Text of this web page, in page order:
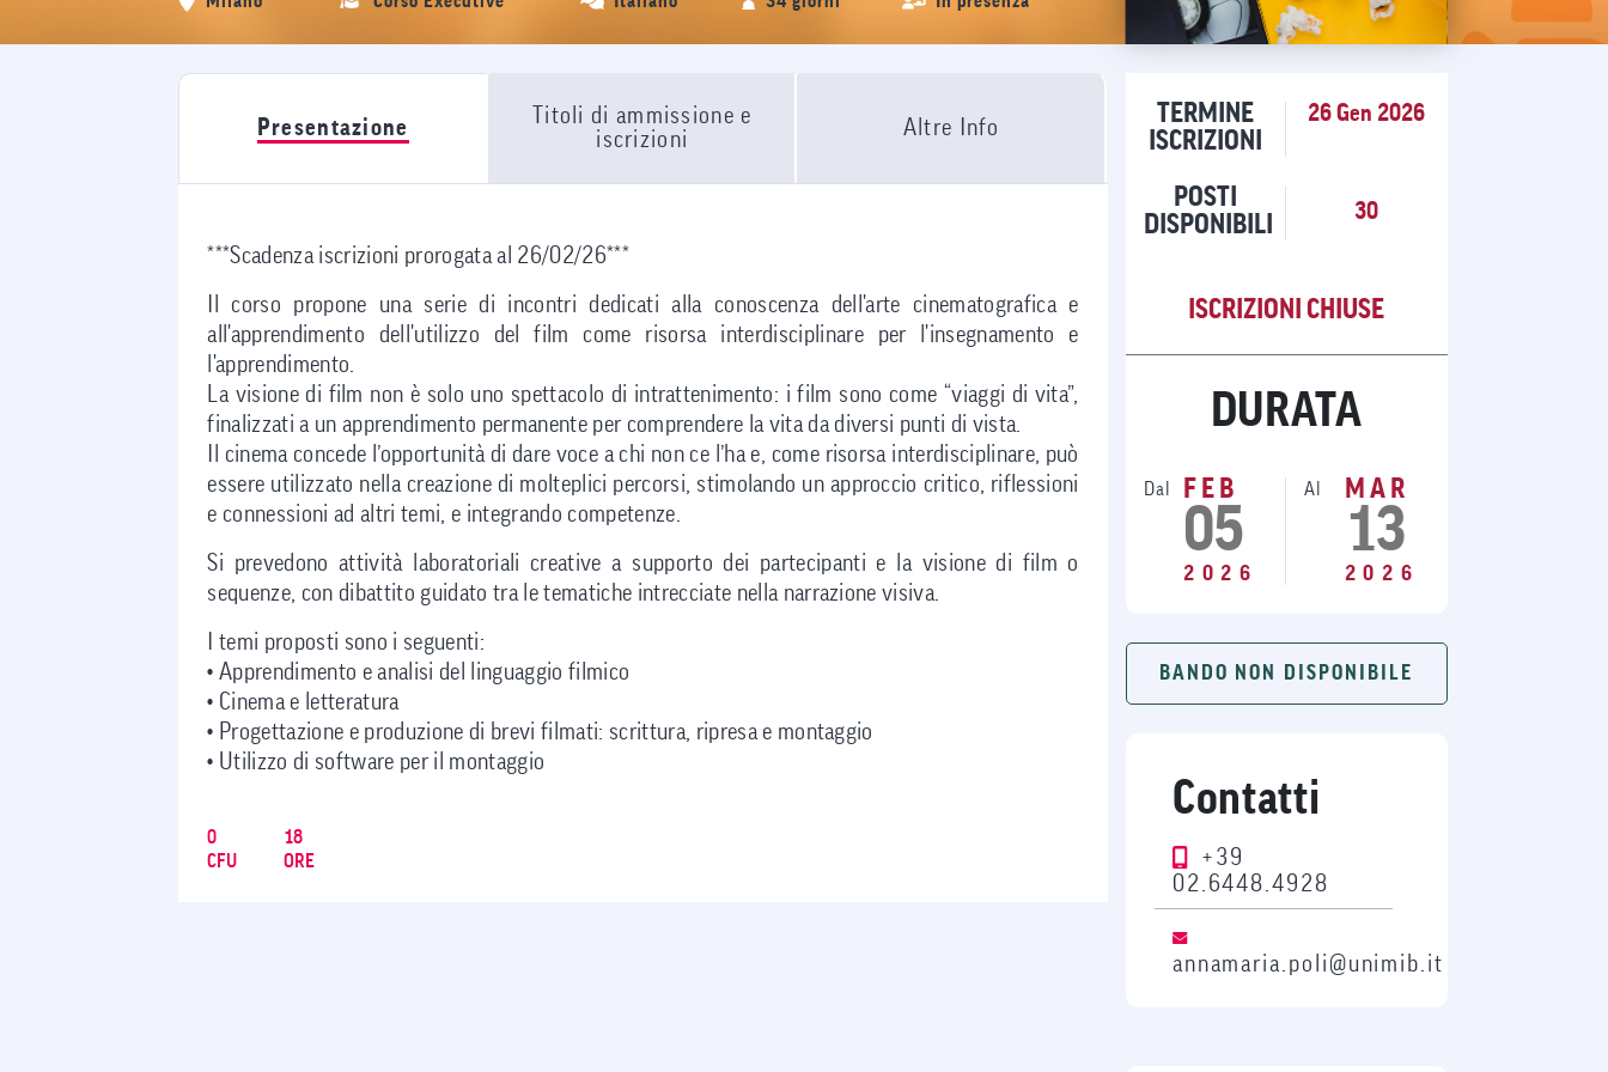
Presentazione
Titoli di ammissione e
iscrizioni
Altre Info
***Scadenza iscrizioni prorogata al 26/02/26***
Il corso propone una serie di incontri dedicati alla conoscenza dell'arte cinematografica e
all'apprendimento dell'utilizzo del film come risorsa interdisciplinare per l'insegnamento e
l'apprendimento.
La visione di film non è solo uno spettacolo di intrattenimento: i film sono come “viaggi di vita”,
finalizzati a un apprendimento permanente per comprendere la vita da diversi punti di vista.
Il cinema concede l’opportunità di dare voce a chi non ce l’ha e, come risorsa interdisciplinare, può
essere utilizzato nella creazione di molteplici percorsi, stimolando un approccio critico, riflessioni
e connessioni ad altri temi, e integrando competenze.
Si prevedono attività laboratoriali creative a supporto dei partecipanti e la visione di film o
sequenze, con dibattito guidato tra le tematiche intrecciate nella narrazione visiva.
I temi proposti sono i seguenti:
• Apprendimento e analisi del linguaggio filmico
• Cinema e letteratura
• Progettazione e produzione di brevi filmati: scrittura, ripresa e montaggio
• Utilizzo di software per il montaggio
0
CFU
18
ORE
TERMINE
ISCRIZIONI
26 Gen 2026
POSTI
DISPONIBILI
30
ISCRIZIONI CHIUSE
DURATA
Dal FEB
05
2026
Al MAR
13
2026
BANDO NON DISPONIBILE
Contatti
+39
02.6448.4928
annamaria.poli@unimib.it